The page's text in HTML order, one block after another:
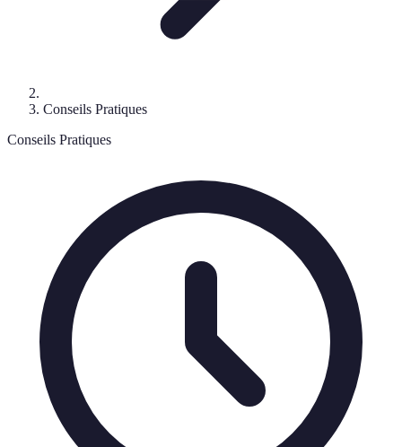
Conseils Pratiques
Conseils Pratiques